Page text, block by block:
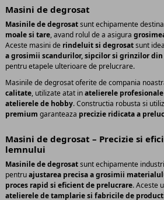
Masini de degrosat
Masinile de degrosatsunt echipamente
moale si tare, avand rolul de a asigura
Aceste masini de rindeluit si degrosatsunt
a grosimii scandurilor, sipcilor si grinzilor
pentru etapele ulterioare de prelucrare.
Masinile de degrosat oferite de compania
calitate, utilizate atat inatelierele
atelierele de hobby. Constructia robusta si
premium garanteaza precizie ridicata a
Masini de degrosat – Precizie si
lemnului
Masinile de degrosatsunt echipamente
pentruajustarea precisa a grosimii
proces rapid si eficient de prelucrare. Aceste
atelierele de tamplarie si fabricile de